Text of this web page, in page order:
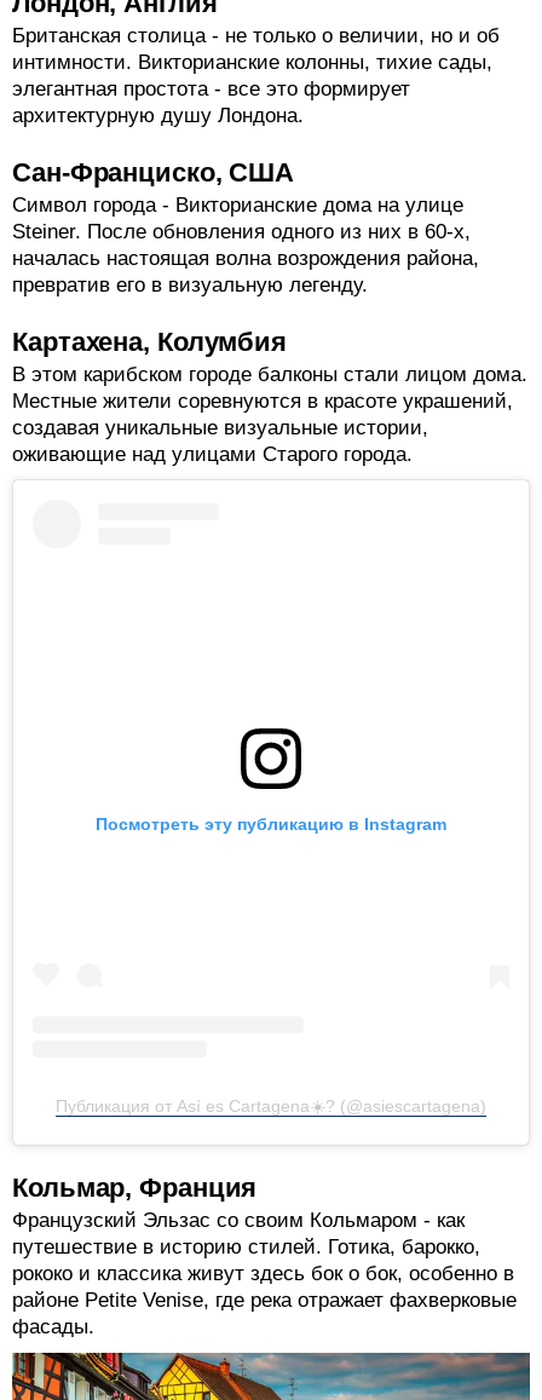
Британская столица - не только о величии, но и об
интимности. Викторианские колонны, тихие сады,
элегантная простота - все это формирует
архитектурную душу Лондона.
Сан-Франциско, США
Символ города - Викторианские дома на улице
Steiner. После обновления одного из них в 60-х,
началась настоящая волна возрождения района,
превратив его в визуальную легенду.
Картахена, Колумбия
В этом карибском городе балконы стали лицом дома.
Местные жители соревнуются в красоте украшений,
создавая уникальные визуальные истории,
оживающие над улицами Старого города.
Посмотреть эту публикацию в Instagram
Публикация от Así es Cartagena☀️?️ (@asiescartagena)
Кольмар, Франция
Французский Эльзас со своим Кольмаром - как
путешествие в историю стилей. Готика, барокко,
рококо и классика живут здесь бок о бок, особенно в
районе Petite Venise, где река отражает фахверковые
фасады.